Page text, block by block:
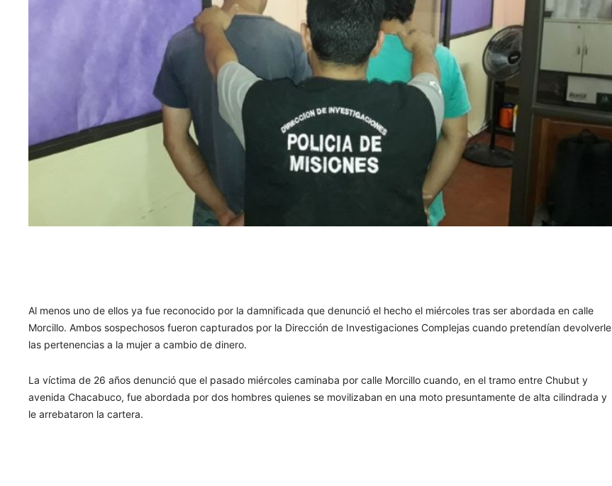
Al menos uno de ellos ya fue reconocido por la damnificada que denunció el hecho el miércoles tras ser abordada en calle
Morcillo. Ambos sospechosos fueron capturados por la Dirección de Investigaciones Complejas cuando pretendían devolverle
las pertenencias a la mujer a cambio de dinero.
La víctima de 26 años denunció que el pasado miércoles caminaba por calle Morcillo cuando, en el tramo entre Chubut y
avenida Chacabuco, fue abordada por dos hombres quienes se movilizaban en una moto presuntamente de alta cilindrada y
le arrebataron la cartera.